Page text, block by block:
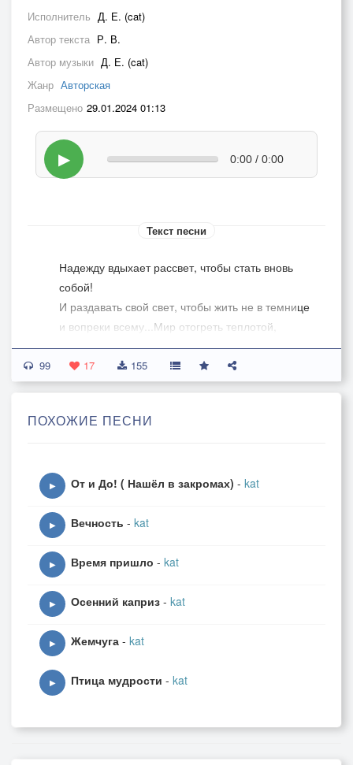
Исполнитель Д. Е. (cat)
Автор текста Р. В.
Автор музыки Д. Е. (cat)
Жанр Авторская
Размещено 29.01.2024 01:13
▶ 0:00 / 0:00
Текст песни
Надежду вдыхает рассвет, чтобы стать вновь
собой!
И раздавать свой свет, чтобы жить не в темнице
и вопреки всему...Мир отогреть теплотой,
чтобы в небе летать снова вольно, как птицы!!!
99 17 155
ПОХОЖИЕ ПЕСНИ
▶ От и До! ( Нашёл в закромах) - kat
▶ Вечность - kat
▶ Время пришло - kat
▶ Осенний каприз - kat
▶ Жемчуга - kat
▶ Птица мудрости - kat